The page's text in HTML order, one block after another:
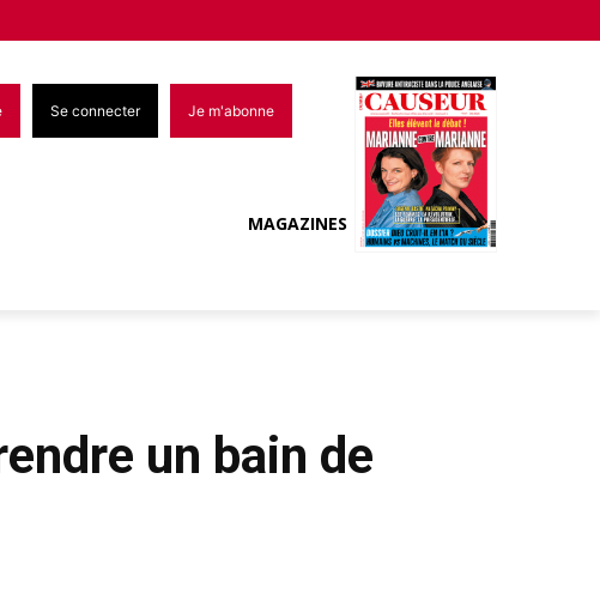
Se connecter Je m'abonne
MAGAZINES
un bain de